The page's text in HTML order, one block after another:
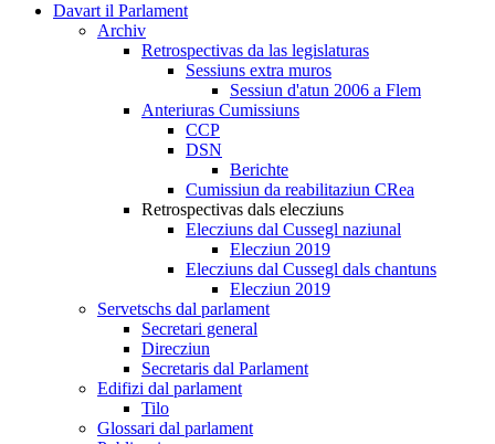
Davart il Parlament
Archiv
Retrospectivas da las legislaturas
Sessiuns extra muros
Sessiun d'atun 2006 a Flem
Anteriuras Cumissiuns
CCP
DSN
Berichte
Cumissiun da reabilitaziun CRea
Retrospectivas dals elecziuns
Elecziuns dal Cussegl naziunal
Elecziun 2019
Elecziuns dal Cussegl dals chantuns
Elecziun 2019
Servetschs dal parlament
Secretari general
Direcziun
Secretaris dal Parlament
Edifizi dal parlament
Tilo
Glossari dal parlament